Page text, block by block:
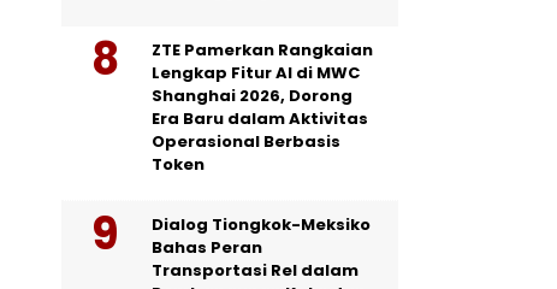
ZTE Pamerkan Rangkaian
Lengkap Fitur AI di MWC
Shanghai 2026, Dorong
Era Baru dalam Aktivitas
Operasional Berbasis
Token
Dialog Tiongkok-Meksiko
Bahas Peran
Transportasi Rel dalam